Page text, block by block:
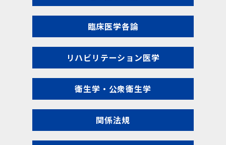
臨床医学各論
リハビリテーション医学
衛生学・公衆衛生学
関係法規